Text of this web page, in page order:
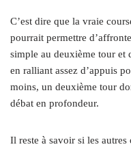
C’est dire que la vraie
pourrait permettre
simple au deuxième tour et
en ralliant assez d’appuis
moins, un deuxième tour
débat en profondeur.
Il reste à savoir si les